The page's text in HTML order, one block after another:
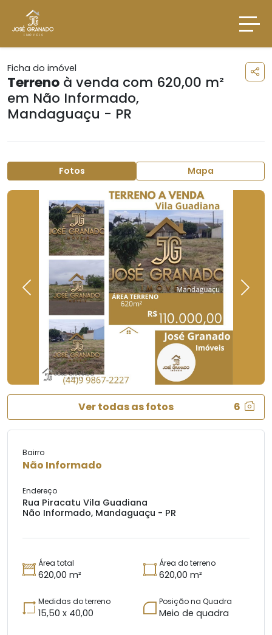
Ficha do imóvel
Terreno à venda com 620,00 m²
em Não Informado,
Mandaguaçu - PR
Fotos Mapa
Previous Next
Ver todas as fotos 6
Bairro
Não Informado
Endereço
Rua Piracatu Vila Guadiana
Não Informado, Mandaguaçu - PR
Área total
620,00 m²
Área do terreno
620,00 m²
Medidas do terreno
15,50 x 40,00
Posição na Quadra
Meio de quadra